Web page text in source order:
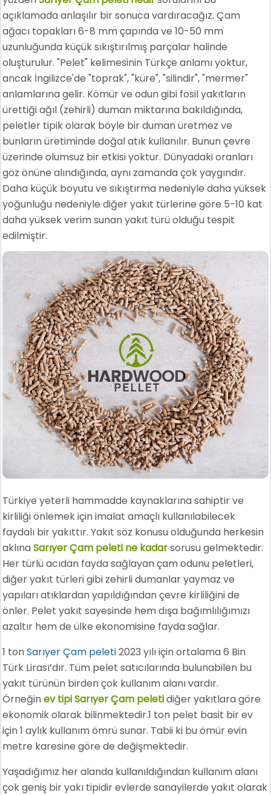
açıklamada anlaşılır bir sonuca vardıracağız. Çam
ağacı topakları 6-8 mm çapında ve 10-50 mm
uzunluğunda küçük sıkıştırılmış parçalar halinde
oluşturulur. "Pelet" kelimesinin Türkçe anlamı yoktur,
ancak İngilizce'de "toprak", "küre", "silindir", "mermer"
anlamlarına gelir. Kömür ve odun gibi fosil yakıtların
ürettiği ağıl (zehirli) duman miktarına bakıldığında,
peletler tipik olarak böyle bir duman üretmez ve
bunların üretiminde doğal atık kullanılır. Bunun çevre
üzerinde olumsuz bir etkisi yoktur. Dünyadaki oranları
göz önüne alındığında, aynı zamanda çok yaygındır.
Daha küçük boyutu ve sıkıştırma nedeniyle daha yüksek
yoğunluğu nedeniyle diğer yakıt türlerine göre 5-10 kat
daha yüksek verim sunan yakıt türü olduğu tespit
edilmiştir.
Türkiye yeterli hammadde kaynaklarına sahiptir ve
kirliliği önlemek için imalat amaçlı kullanılabilecek
faydalı bir yakıttır. Yakıt söz konusu olduğunda herkesin
aklınaSarıyer Çam peleti ne kadarsorusu gelmektedir.
Her türlü acıdan fayda sağlayan çam odunu peletleri,
diğer yakıt türleri gibi zehirli dumanlar yaymaz ve
yapıları atıklardan yapıldığından çevre kirliliğini de
önler. Pelet yakıt sayesinde hem dışa bağımlılığımızı
azaltır hem de ülke ekonomisine fayda sağlar.
1 tonSarıyer Çam peleti2023 yılı için ortalama 6 Bin
Türk Lirası’dır. Tüm pelet satıcılarında bulunabilen bu
yakıt türünün birden çok kullanım alanı vardır.
Örneğinev tipi Sarıyer Çam peletidiğer yakıtlara göre
ekonomik olarak bilinmektedir.1 ton pelet basit bir ev
için 1 aylık kullanım ömrü sunar. Tabii ki bu ömür evin
metre karesine göre de değişmektedir.
Yaşadığımız her alanda kullanıldığından kullanım alanı
çok geniş bir yakı tipidir evlerde sanayilerde yakıt olarak